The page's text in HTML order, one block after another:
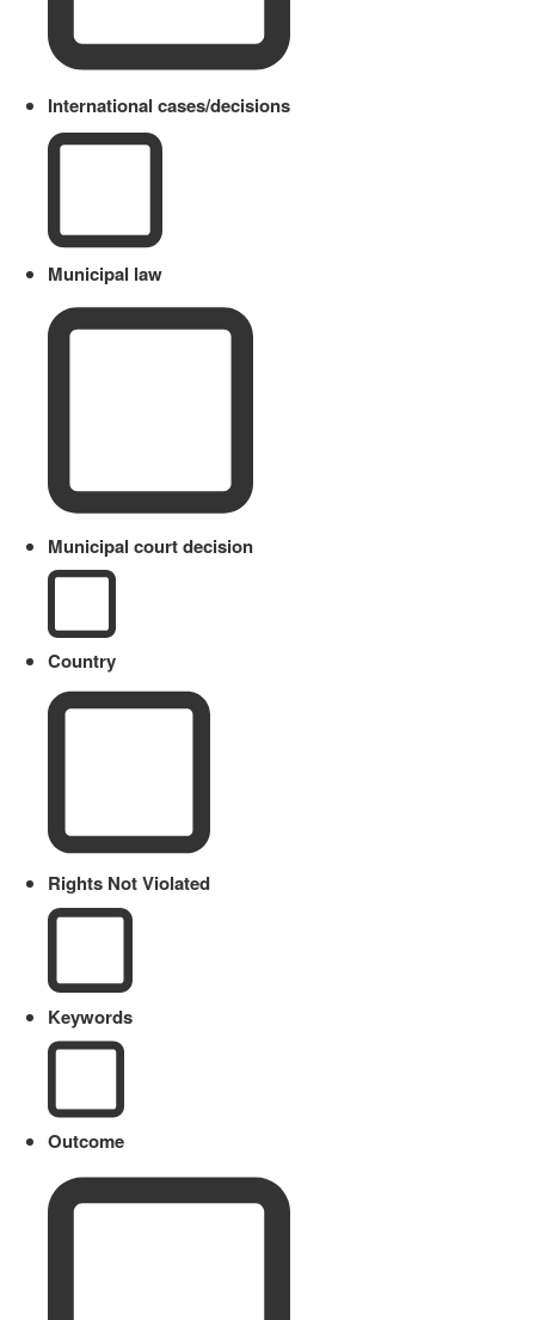
International cases/decisions
Municipal law
Municipal court decision
Country
Rights Not Violated
Keywords
Outcome